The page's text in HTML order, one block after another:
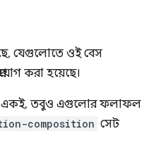
যেগুলোতে ওই বেস
করা হয়েছে।
একই, তবুও এগুলোর ফলাফল
composition সেট